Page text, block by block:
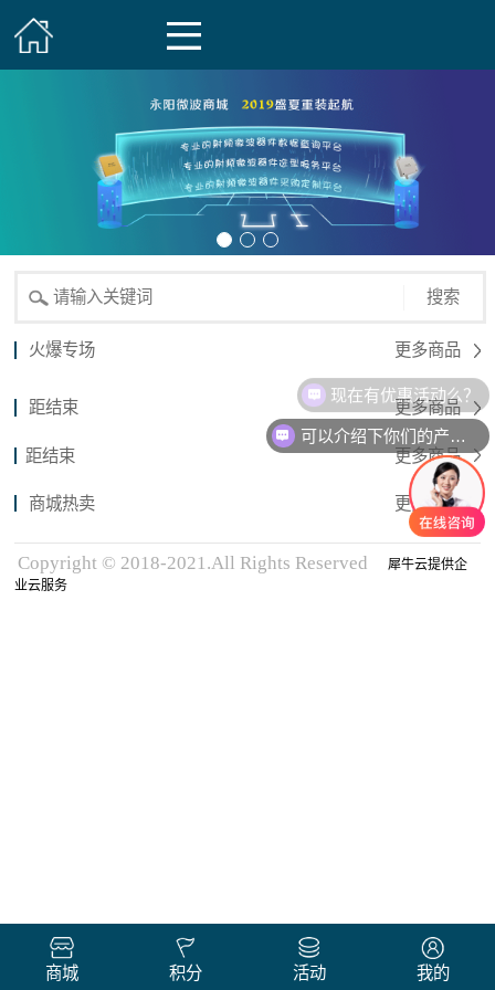
搜索
火爆专场 更多商品
距结束 更多商品
距结束 更多商品
商城热卖 更多商品
Copyright © 2018-2021.All Rights Reserved
犀牛云提供企
业云服务
商城 积分 活动 我的
现在有优惠活动么？